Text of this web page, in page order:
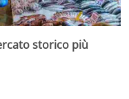
storico più